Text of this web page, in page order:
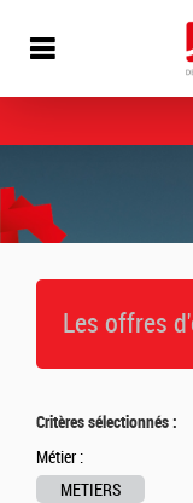
Les offres
Critères sélectionnés :
Métier :
METIERS